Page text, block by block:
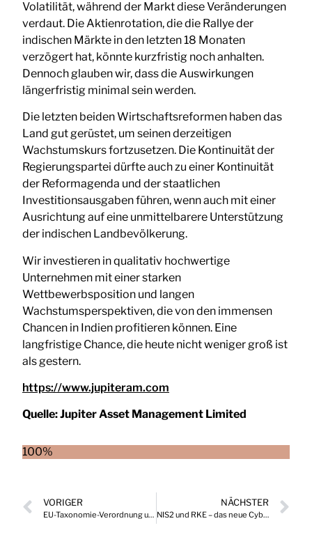
Volatilität, während der Markt diese Veränderungen
verdaut. Die Aktienrotation, die die Rallye der
indischen Märkte in den letzten 18 Monaten
verzögert hat, könnte kurzfristig noch anhalten.
Dennoch glauben wir, dass die Auswirkungen
längerfristig minimal sein werden.
Die letzten beiden Wirtschaftsreformen haben das
Land gut gerüstet, um seinen derzeitigen
Wachstumskurs fortzusetzen. Die Kontinuität der
Regierungspartei dürfte auch zu einer Kontinuität
der Reformagenda und der staatlichen
Investitionsausgaben führen, wenn auch mit einer
Ausrichtung auf eine unmittelbarere Unterstützung
der indischen Landbevölkerung.
Wir investieren in qualitativ hochwertige
Unternehmen mit einer starken
Wettbewerbsposition und langen
Wachstumsperspektiven, die von den immensen
Chancen in Indien profitieren können. Eine
langfristige Chance, die heute nicht weniger groß ist
als gestern.
https://www.jupiteram.com
Quelle:Jupiter Asset Management Limited
100%
VORIGER
EU-Taxonomie-Verordnung und die komplexe Umsetzung in Österreich
NÄCHSTER
NIS2 und RKE – das neue Cybersicherheitspaket der europäischen Kommission